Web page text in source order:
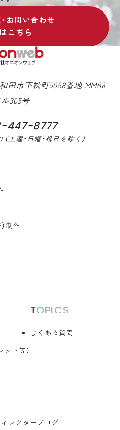
お問い合わせ
はこちら
田市下松町5058番地 MM88
ル305号
447-8777
土曜・日曜・祝日を除く）
制作
ット等）
TOPICS
よくある質問
ィレクターブログ